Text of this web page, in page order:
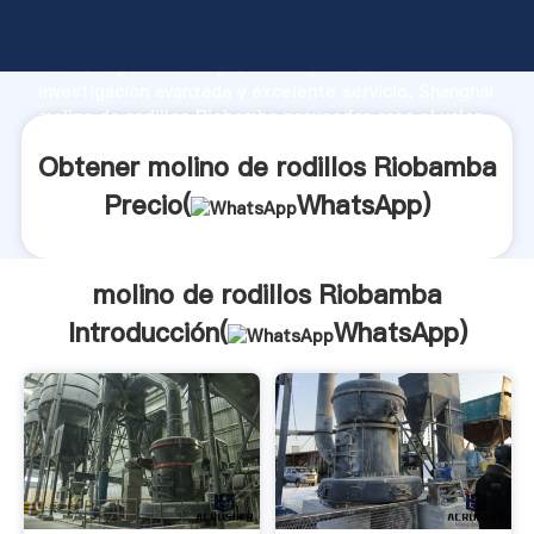
fuerte capacidad de producción, fuerza de
molino de rodillos Riobamba proveedor crea el valor
Obtener molino de rodillos Riobamba
Precio(
WhatsApp)
molino de rodillos Riobamba
Introducción(
WhatsApp)